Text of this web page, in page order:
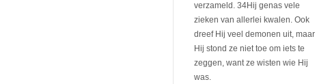
verzameld. 34Hij genas vele
zieken van allerlei kwalen. Ook
dreef Hij veel demonen uit, maar
Hij stond ze niet toe om iets te
zeggen, want ze wisten wie Hij
was.